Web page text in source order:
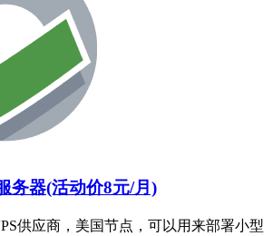
务器(活动价8元/月)
供应商，美国节点，可以用来部署小型